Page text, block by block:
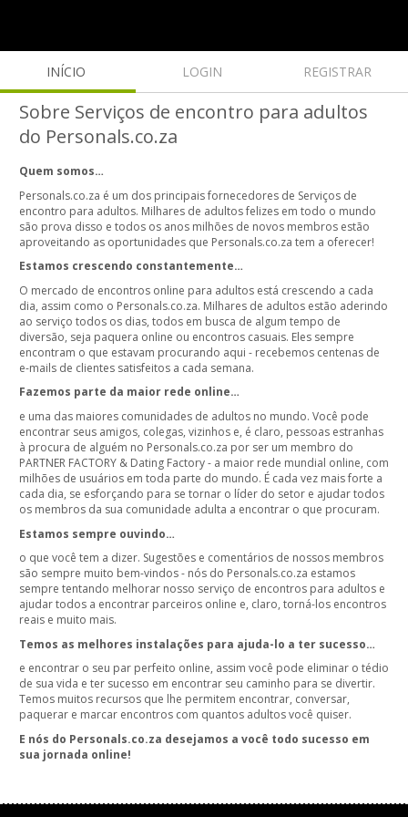
INÍCIO LOGIN REGISTRAR
Sobre Serviços de encontro para adultos
do Personals.co.za
Quem somos…
Personals.co.za é um dos principais fornecedores de Serviços de
encontro para adultos. Milhares de adultos felizes em todo o mundo
são prova disso e todos os anos milhões de novos membros estão
aproveitando as oportunidades que Personals.co.za tem a oferecer!
Estamos crescendo constantemente…
O mercado de encontros online para adultos está crescendo a cada
dia, assim como o Personals.co.za. Milhares de adultos estão aderindo
ao serviço todos os dias, todos em busca de algum tempo de
diversão, seja paquera online ou encontros casuais. Eles sempre
encontram o que estavam procurando aqui - recebemos centenas de
e-mails de clientes satisfeitos a cada semana.
Fazemos parte da maior rede online…
e uma das maiores comunidades de adultos no mundo. Você pode
encontrar seus amigos, colegas, vizinhos e, é claro, pessoas estranhas
à procura de alguém no Personals.co.za por ser um membro do
PARTNER FACTORY & Dating Factory - a maior rede mundial online, com
milhões de usuários em toda parte do mundo. É cada vez mais forte a
cada dia, se esforçando para se tornar o líder do setor e ajudar todos
os membros da sua comunidade adulta a encontrar o que procuram.
Estamos sempre ouvindo…
o que você tem a dizer. Sugestões e comentários de nossos membros
são sempre muito bem-vindos - nós do Personals.co.za estamos
sempre tentando melhorar nosso serviço de encontros para adultos e
ajudar todos a encontrar parceiros online e, claro, torná-los encontros
reais e muito mais.
Temos as melhores instalações para ajuda-lo a ter sucesso…
e encontrar o seu par perfeito online, assim você pode eliminar o tédio
de sua vida e ter sucesso em encontrar seu caminho para se divertir.
Temos muitos recursos que lhe permitem encontrar, conversar,
paquerar e marcar encontros com quantos adultos você quiser.
E nós do Personals.co.za desejamos a você todo sucesso em
sua jornada online!